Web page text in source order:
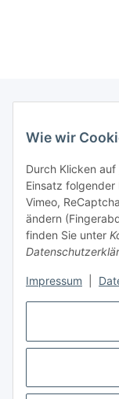
Wie wir
Durch Klicken auf
Einsatz folgender
Vimeo,
ändern
finden Sie unter
Impressum
Gesetzliche